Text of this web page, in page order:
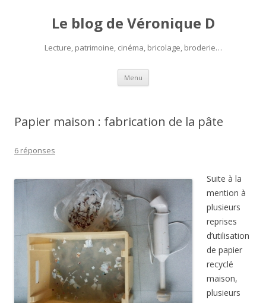
Le blog de Véronique D
Lecture, patrimoine, cinéma, bricolage, broderie…
Menu Aller
contenu
Papier maison : fabrication de la pâte
6 réponses
Suite à la
mention à
plusieurs
reprises
d’utilisation
de papier
recyclé
maison,
plusieurs